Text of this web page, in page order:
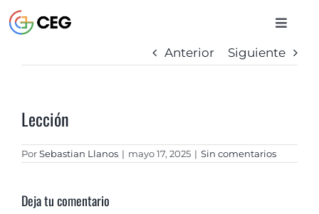
al
contenido
Toggle
INICIO
CURSOS
Anterior Siguiente
Lección
PorSebastian Llanos | mayo 17, 2025 | Sin comentarios
Deja tu comentario